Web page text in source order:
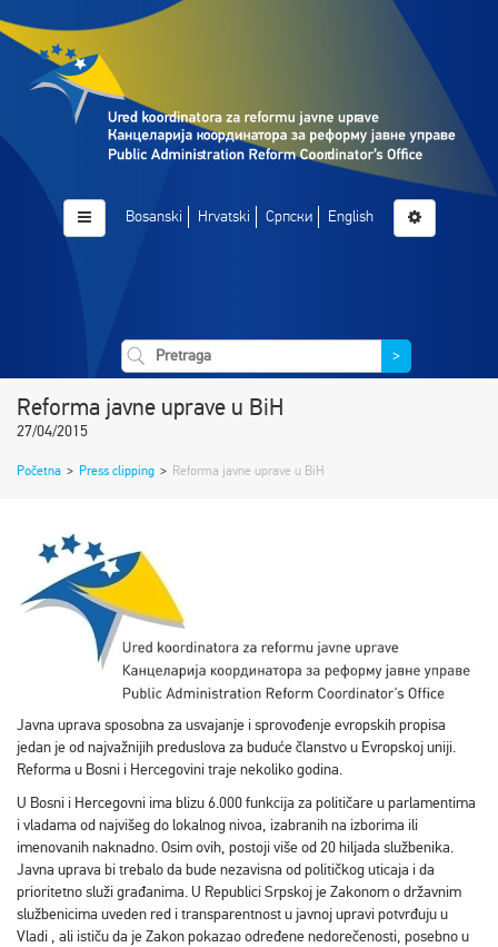
Bosanski Hrvatski Српски English
>
Reforma javne uprave u BiH
27/04/2015
Početna > Press clipping > Reforma javne uprave u BiH
Javna uprava sposobna za usvajanje i sprovođenje evropskih propisa
jedan je od najvažnijih preduslova za buduće članstvo u Evropskoj uniji.
Reforma u Bosni i Hercegovini traje nekoliko godina.
U Bosni i Hercegovni ima blizu 6.000 funkcija za političare u parlamentima
i vladama od najvišeg do lokalnog nivoa, izabranih na izborima ili
imenovanih naknadno. Osim ovih, postoji više od 20 hiljada službenika.
Javna uprava bi trebalo da bude nezavisna od političkog uticaja i da
prioritetno služi građanima. U Republici Srpskoj je Zakonom o državnim
službenicima uveden red i transparentnost u javnoj upravi potvrđuju u
Vladi , ali ističu da je Zakon pokazao određene nedorečenosti, posebno u